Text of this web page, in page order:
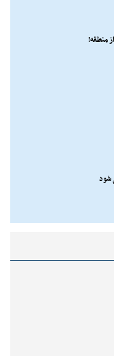
منطقه!
شود